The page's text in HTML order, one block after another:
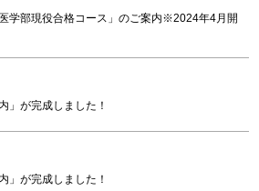
学部現役合格コース」のご案内※2024年4月開
」が完成しました！
」が完成しました！